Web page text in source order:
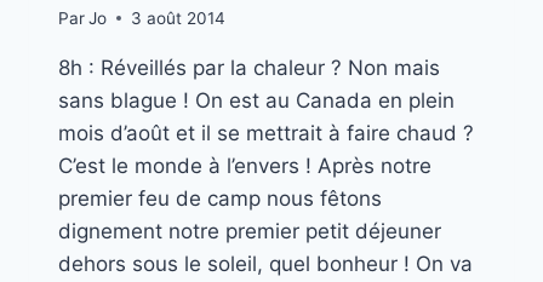
ParJo 3 août 2014
8h : Réveillés par la chaleur ? Non mais
sans blague ! On est au Canada en plein
mois d’août et il se mettrait à faire chaud ?
C’est le monde à l’envers ! Après notre
premier feu de camp nous fêtons
dignement notre premier petit déjeuner
dehors sous le soleil, quel bonheur ! On va